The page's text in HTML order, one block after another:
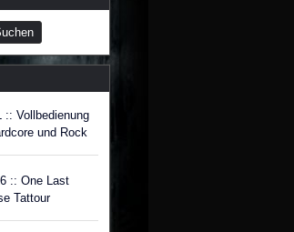
:: Vollbedienung
und Rock
:: One Last
Tattour